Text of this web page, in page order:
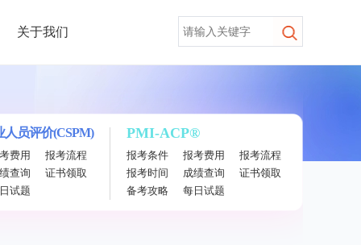
关于我们
员评价(CSPM)
费用
报考流程
查询
证书领取
试题
PMI-ACP®
报考条件 报考费用
报考流程
报考时间
成绩查询
证书领取
备考攻略
每日试题